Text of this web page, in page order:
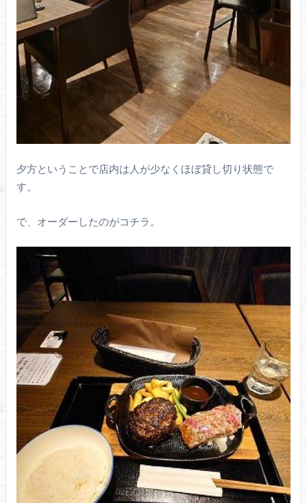
夕方ということで店内は人が少なくほぼ貸し切り状態で
す。
で、オーダーしたのがコチラ。